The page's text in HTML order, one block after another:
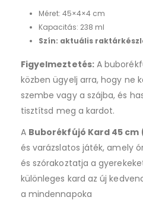
Méret: 45×4×4 cm
Kapacitás: 238 ml
Szín: aktuális
Figyelmeztetés:A
közben ügyelj arra, hogy ne
szembe vagy a szájba, és
tisztítsd meg a kardot.
A Buborékfújó Kard 45 cm
és varázslatos játék, amely
és szórakoztatja a
különleges kard az új
a mindennapoka